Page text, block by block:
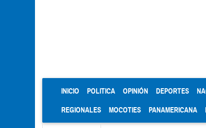
INICIO (CURRENT)
POLITICA OPINIÓN DEPORTES
REGIONALES MOCOTIES PANAMERICANA